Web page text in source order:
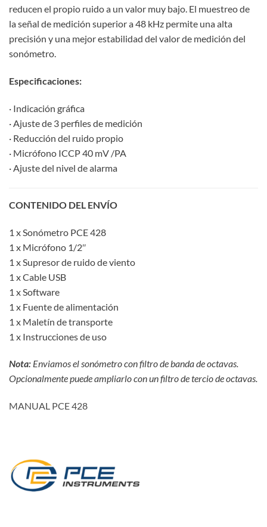
reducen el propio ruido a un valor muy bajo. El muestreo de
la señal de medición superior a 48 kHz permite una alta
precisión y una mejor estabilidad del valor de medición del
sonómetro.
Especificaciones:
· Indicación gráfica
· Ajuste de 3 perfiles de medición
· Reducción del ruido propio
· Micrófono ICCP 40 mV /PA
· Ajuste del nivel de alarma
CONTENIDO DEL ENVÍO
1 x Sonómetro PCE 428
1 x Micrófono 1/2″
1 x Supresor de ruido de viento
1 x Cable USB
1 x Software
1 x Fuente de alimentación
1 x Maletín de transporte
1 x Instrucciones de uso
Nota: Enviamos el sonómetro con filtro de banda de octavas.
Opcionalmente puede ampliarlo con un filtro de tercio de octavas.
MANUAL PCE 428